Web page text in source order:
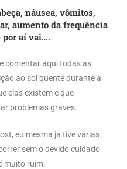
náusea, vômitos,
aumento da frequência
por aí vai….
comentar aqui todas as
ao sol quente durante a
elas existem e que
problemas graves.
eu mesma já tive várias
sem o devido cuidado
muito ruim.